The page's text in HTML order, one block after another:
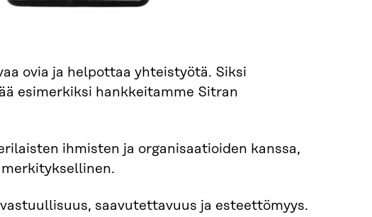
ovia ja helpottaa yhteistyötä. Siksi
esimerkiksi hankkeitamme Sitran
ihmisten ja organisaatioiden kanssa,
saavutettavuus ja esteettömyys.